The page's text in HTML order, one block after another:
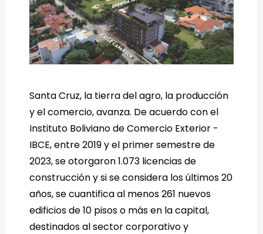
Santa Cruz, la tierra del agro, la producción
y el comercio, avanza. De acuerdo con el
Instituto Boliviano de Comercio Exterior -
IBCE, entre 2019 y el primer semestre de
2023, se otorgaron 1.073 licencias de
construcción y si se considera los últimos 20
años, se cuantifica al menos 261 nuevos
edificios de 10 pisos o más en la capital,
destinados al sector corporativo y